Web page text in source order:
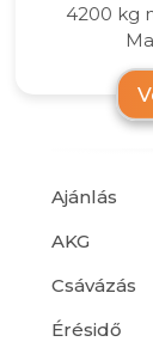
4200 kg
Ajánlás
AKG
Csávázás
Érésidő